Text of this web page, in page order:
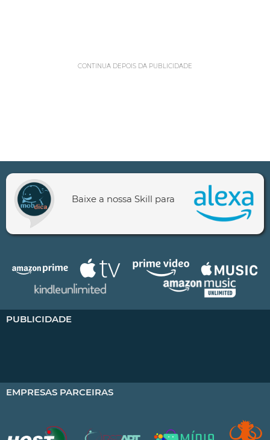
CONTINUA DEPOIS DA PUBLICIDADE
Baixe a nossa Skill para
PUBLICIDADE
EMPRESAS PARCEIRAS